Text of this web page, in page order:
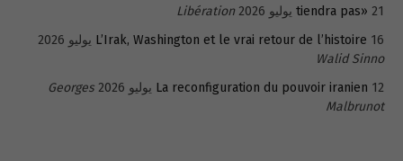
tiendra pas» 21 يوليو 2026
Libération
L’Irak, Washington et le vrai retour de l’histoire 16 يوليو 2026
Walid Sinno
La reconfiguration du pouvoir iranien 12 يوليو 2026
Georges
Malbrunot